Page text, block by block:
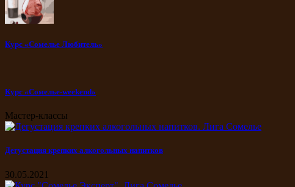
Курс «Сомелье Любитель»
Курс «Сомелье-weekend»
Мастер-классы
Дегустация крепких алкогольных напитков
30.05.2021